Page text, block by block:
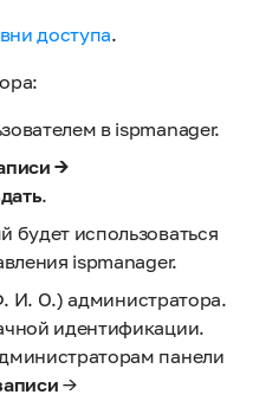
доступа.
в ispmanager.
→
.
будет использоваться
ispmanager.
И. О.) администратора.
идентификации.
панели
→